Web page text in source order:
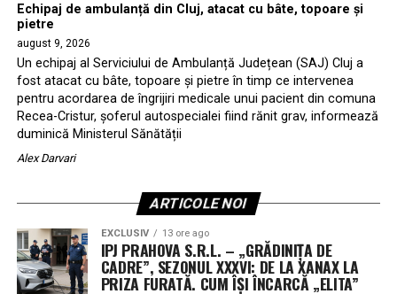
Echipaj de ambulanță din Cluj, atacat cu bâte, topoare și
pietre
august 9, 2026
Un echipaj al Serviciului de Ambulanță Județean (SAJ) Cluj a
fost atacat cu bâte, topoare și pietre în timp ce intervenea
pentru acordarea de îngrijiri medicale unui pacient din comuna
Recea-Cristur, șoferul autospecialei fiind rănit grav, informează
duminică Ministerul Sănătății
Alex Darvari
ARTICOLE NOI
EXCLUSIV 13 ore ago
IPJ PRAHOVA S.R.L. – „GRĂDINIȚA DE
CADRE”, SEZONUL XXXVI: DE LA XANAX LA
PRIZA FURATĂ. CUM ÎȘI ÎNCARCĂ „ELITA”